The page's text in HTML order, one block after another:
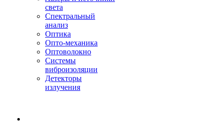
света
Спектральный
анализ
Оптика
Опто-механика
Оптоволокно
Системы
виброизоляции
Детекторы
излучения